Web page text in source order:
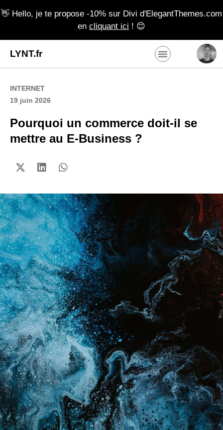
👋 Hello, je te propose -10% sur Divi d'ElegantThemes.com
en cliquant ici ! 😊
LYNT.fr
INTERNET
19 juin 2026
Pourquoi un commerce doit-il se
mettre au E-Business ?